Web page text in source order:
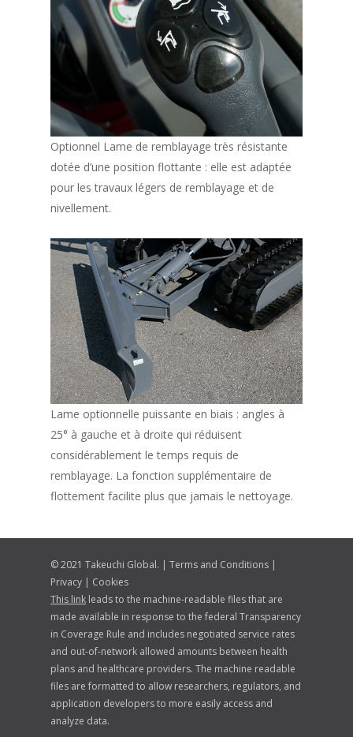
Optionnel Lame de remblayage très résistante
dotée d’une position flottante : elle est adaptée
pour les travaux légers de remblayage et de
nivellement.
Lame optionnelle puissante en biais : angles à
25° à gauche et à droite qui réduisent
considérablement le temps requis de
remblayage. La fonction supplémentaire de
flottement facilite plus que jamais le nettoyage.
© 2021 Takeuchi Global. | Terms and Conditions |
Privacy | Cookies
This link leads to the machine-readable files that are
made available in response to the federal Transparency
in Coverage Rule and includes negotiated service rates
and out-of-network allowed amounts between health
plans and healthcare providers. The machine readable
files are formatted to allow researchers, regulators, and
application developers to more easily access and
analyze data.